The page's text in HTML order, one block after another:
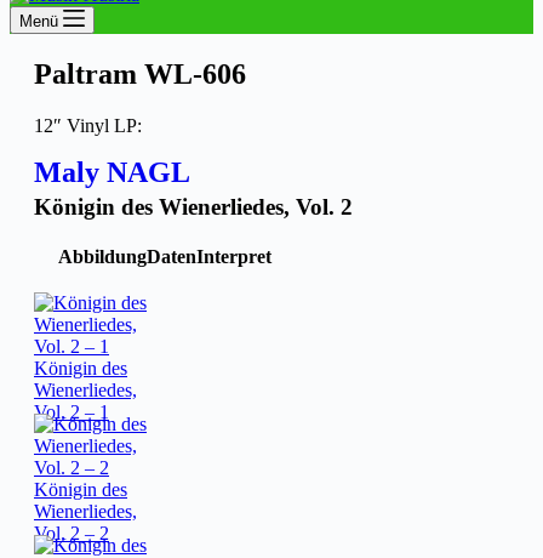
Menü
Paltram WL-606
12″ Vinyl LP:
Maly NAGL
Königin des Wienerliedes, Vol. 2
AbbildungDatenInterpret
Königin des
Wienerliedes,
Vol. 2 – 1
Königin des
Wienerliedes,
Vol. 2 – 2